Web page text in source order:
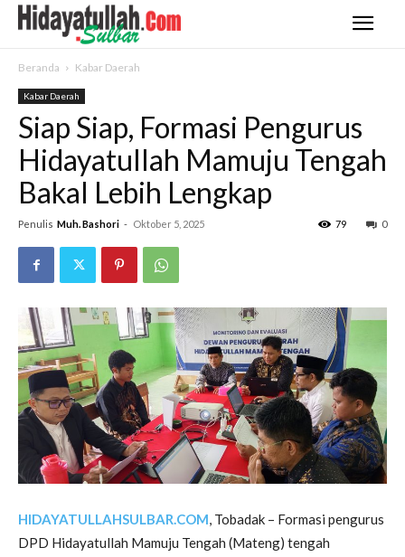
Beranda Kabar Daerah
Kabar Daerah
Siap Siap, Formasi Pengurus
Hidayatullah Mamuju Tengah
Bakal Lebih Lengkap
Penulis Muh. Bashori - Oktober 5, 2025 0
79
HIDAYATULLAHSULBAR.COM, Tobadak – Formasi pengurus
DPD Hidayatullah Mamuju Tengah (Mateng) tengah